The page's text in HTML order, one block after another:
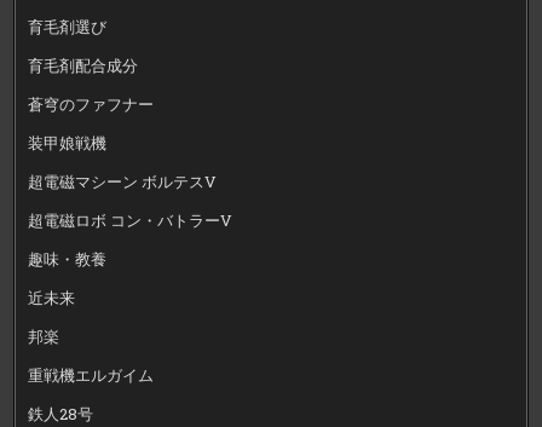
育毛剤選び
育毛剤配合成分
蒼穹のファフナー
装甲娘戦機
超電磁マシーン ボルテスV
超電磁ロボ コン・バトラーV
趣味・教養
近未来
邦楽
重戦機エルガイム
鉄人28号